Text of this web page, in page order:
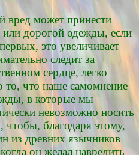
вред может принести
дорогой одежды, если
это увеличивает
следит за
сердце, легко
то, что наше самомнение
в которые мы
невозможно носить
благодаря этому,
из древних язычников
он желал навредить